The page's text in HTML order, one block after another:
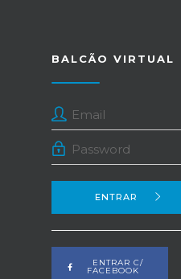
BALCÃO VIRTUAL
ENTRAR
ENTRAR C/
FACEBOOK